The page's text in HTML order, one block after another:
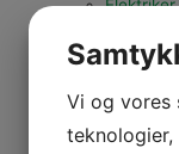
Om Aulebjerg El
Kontakt
Forside
Ydelser
Vi og vores